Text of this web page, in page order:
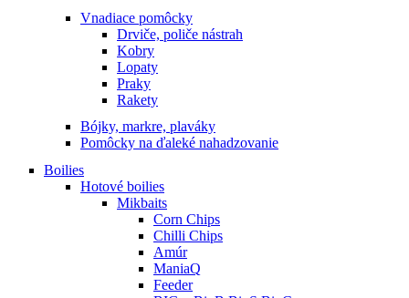
Vnadiace pomôcky
Drviče, poliče nástrah
Kobry
Lopaty
Praky
Rakety
Bójky, markre, plaváky
Pomôcky na ďaleké nahadzovanie
Boilies
Hotové boilies
Mikbaits
Corn Chips
Chilli Chips
Amúr
ManiaQ
Feeder